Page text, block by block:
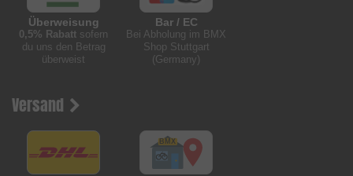
Überweisung
0,5% Rabatt sofern
du uns den Betrag
überweist
Bar / EC
Bei Abholung im BMX
Shop Stuttgart
(Germany)
Versand